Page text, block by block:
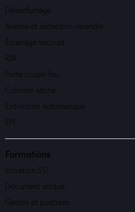
Désenfumage
Alarme et détection incendie
Éclairage secours
RIA
Porte coupe feu
Colonne sèche
Extinction automatique
EPI
Formations
Initiation SSI
Document unique
Gestes et postures